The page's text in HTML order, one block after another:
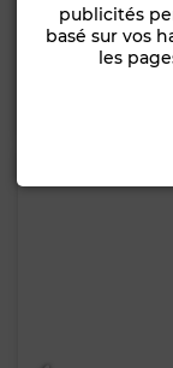
120 m²
publicités
basé sur vos
les